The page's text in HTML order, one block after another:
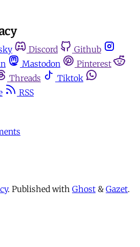
Discord
Github
Mastodon
Pinterest
Threads
Tiktok
RSS
. Published with Ghost & Gazet.